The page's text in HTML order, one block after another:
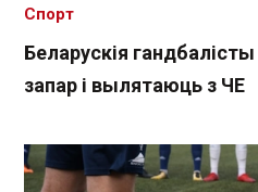
Беларускія
запар і вылятаюць з ЧЕ
Спорт